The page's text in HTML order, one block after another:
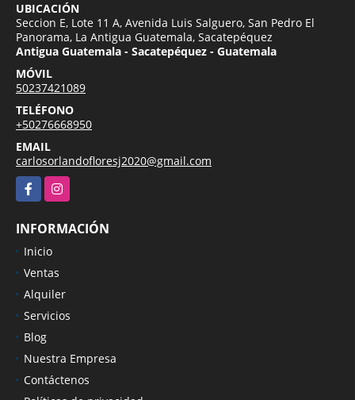
UBICACIÓN
Seccion E, Lote 11 A, Avenida Luis Salguero, San Pedro El
Panorama, La Antigua Guatemala, Sacatepéquez
Antigua Guatemala - Sacatepéquez - Guatemala
MÓVIL
50237421089
TELÉFONO
+50276668950
EMAIL
carlosorlandofloresj2020@gmail.com
FacebookInstagram
INFORMACIÓN
Inicio
Ventas
Alquiler
Servicios
Blog
Nuestra Empresa
Contáctenos